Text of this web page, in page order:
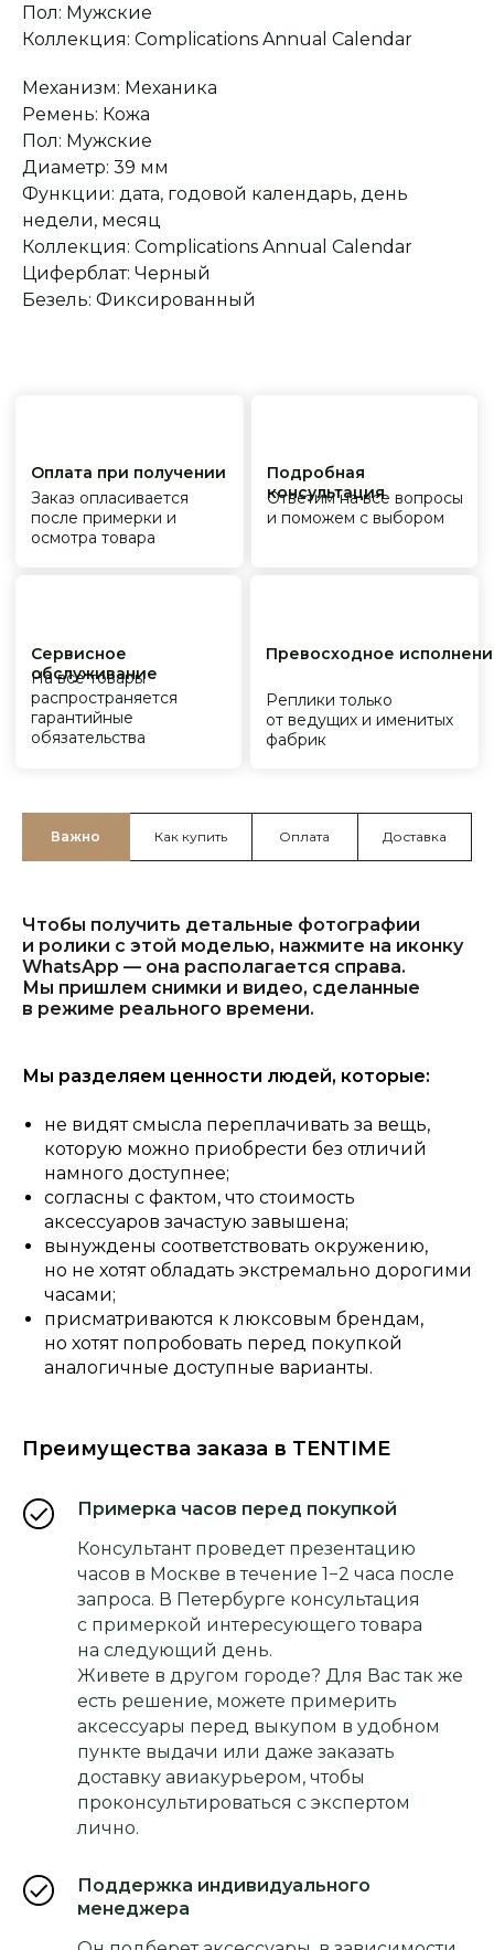
Пол: Мужские
Коллекция: Complications Annual Calendar
Механизм: Механика
Ремень: Кожа
Пол: Мужские
Диаметр: 39 мм
Функции: дата, годовой календарь, день
недели, месяц
Коллекция: Complications Annual Calendar
Циферблат: Черный
Безель: Фиксированный
Сервисное
обслуживание
На все товары
гарантийные
обязательства
Превосходное исполнение
от ведущих и именитых
фабрик
Важно Как купить Оплата Доставка
Чтобы получить детальные фотографии
и ролики с этой моделью, нажмите на иконку
WhatsApp — она располагается справа.
Мы пришлем снимки и видео, сделанные
в режиме реального времени.
Мы разделяем ценности людей, которые:
не видят смысла переплачивать за вещь,
которую можно приобрести без отличий
намного доступнее;
согласны с фактом, что стоимость
аксессуаров зачастую завышена;
вынуждены соответствовать окружению,
но не хотят обладать экстремально дорогими
часами;
присматриваются к люксовым брендам,
но хотят попробовать перед покупкой
аналогичные доступные варианты.
Преимущества заказа в TENTIME
Примерка часов перед покупкой
Консультант проведет презентацию
часов в Москве в течение 1−2 часа после
запроса. В Петербурге консультация
с примеркой интересующего товара
на следующий день.
Живете в другом городе? Для Вас так же
есть решение, можете примерить
аксессуары перед выкупом в удобном
пункте выдачи или даже заказать
доставку авиакурьером, чтобы
проконсультироваться с экспертом
лично.
Поддержка индивидуального
менеджера